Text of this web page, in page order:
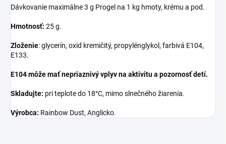
Dávkovanie maximálne 3 g Progel na 1 kg hmoty, krému a pod.
Hmotnosť: 25 g.
Zloženie: glycerín, oxid kremičitý, propylénglykol, farbivá E104,
E133.
E104 môže mať nepriaznivý vplyv na aktivitu a pozornosť detí.
Skladujte: pri teplote do 18°C, mimo slnečného žiarenia.
Výrobca: Rainbow Dust, Anglicko.